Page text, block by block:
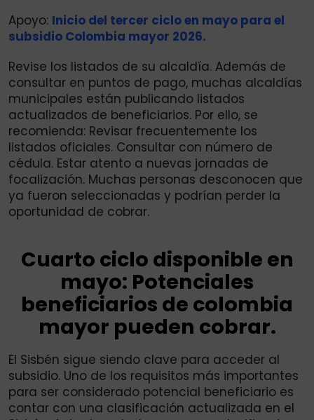
Apoyo: Inicio del tercer ciclo en mayo para el
subsidio Colombia mayor 2026.
Revise los listados de su alcaldía. Además de
consultar en puntos de pago, muchas alcaldías
municipales están publicando listados
actualizados de beneficiarios. Por ello, se
recomienda: Revisar frecuentemente los
listados oficiales. Consultar con número de
cédula. Estar atento a nuevas jornadas de
focalización. Muchas personas desconocen que
ya fueron seleccionadas y podrían perder la
oportunidad de cobrar.
Cuarto ciclo disponible en
mayo: Potenciales
beneficiarios de colombia
mayor pueden cobrar.
El Sisbén sigue siendo clave para acceder al
subsidio. Uno de los requisitos más importantes
para ser considerado potencial beneficiario es
contar con una clasificación actualizada en el